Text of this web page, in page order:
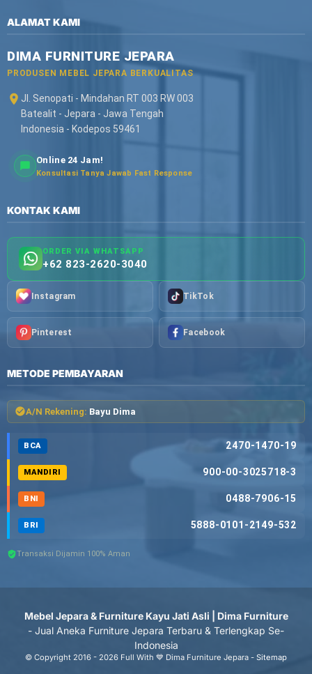
ALAMAT KAMI
DIMA FURNITURE JEPARA
PRODUSEN MEBEL JEPARA BERKUALITAS
Jl. Senopati - Mindahan RT 003 RW 003
Batealit - Jepara - Jawa Tengah
Indonesia - Kodepos 59461
Online 24 Jam!
Konsultasi Tanya Jawab Fast Response
KONTAK KAMI
ORDER VIA WHATSAPP
+62 823-2620-3040
Instagram TikTok
Pinterest Facebook
METODE PEMBAYARAN
A/N Rekening: Bayu Dima
BCA 2470-1470-19
MANDIRI 900-00-3025718-3
BNI 0488-7906-15
BRI 5888-0101-2149-532
Transaksi Dijamin 100% Aman
Mebel Jepara & Furniture Kayu Jati Asli | Dima Furniture
- Jual Aneka Furniture Jepara Terbaru & Terlengkap Se-
Indonesia
© Copyright 2016 - 2026 Full With 💙 Dima Furniture Jepara - Sitemap